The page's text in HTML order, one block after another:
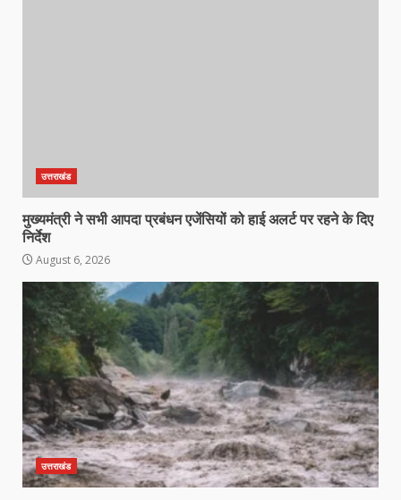
उत्तराखंड
मुख्यमंत्री ने सभी आपदा प्रबंधन एजेंसियों को हाई अलर्ट पर रहने के दिए
निर्देश
August 6, 2026
उत्तराखंड